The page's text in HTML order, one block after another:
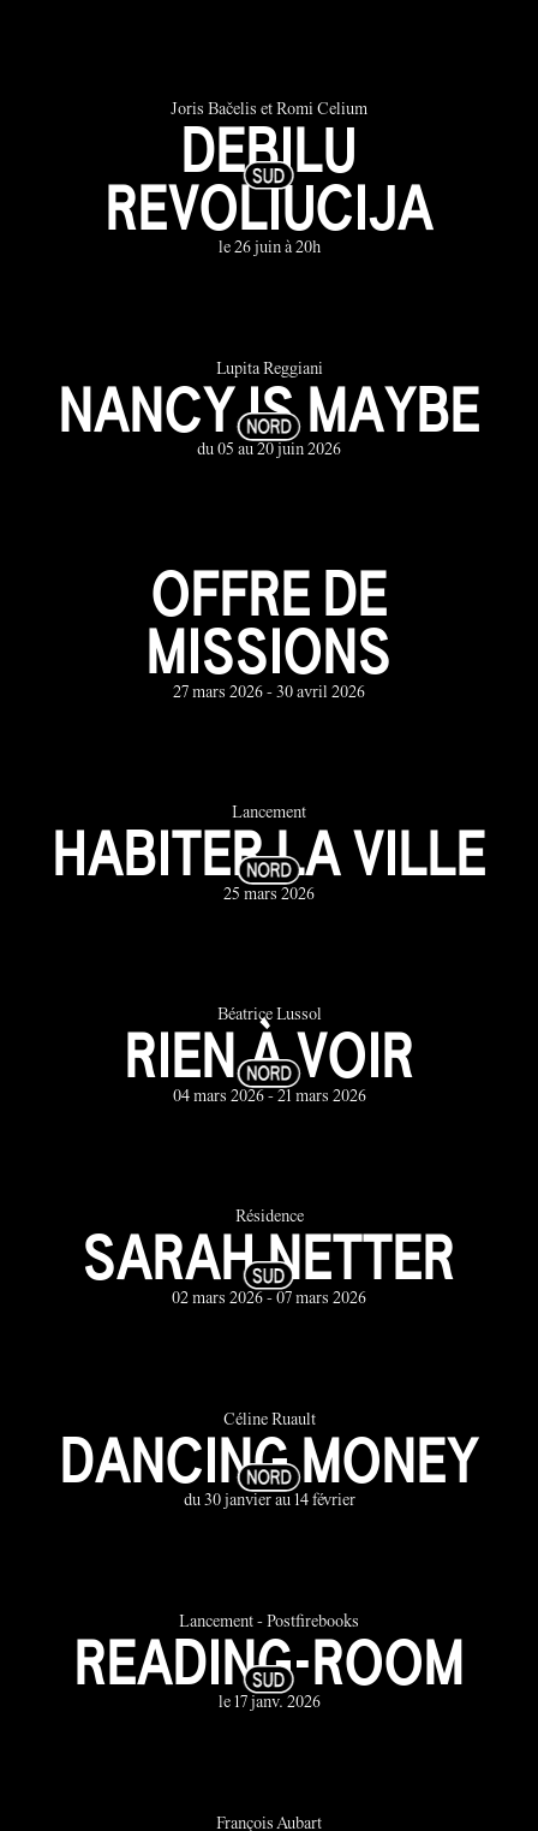
Joris Bačelis et Romi Celium
DEBILU
REVOLIUCIJA
le 26 juin à 20h
Lupita Reggiani
NANCY IS MAYBE
du 05 au 20 juin 2026
OFFRE DE
MISSIONS
27 mars 2026 - 30 avril 2026
Lancement
HABITER LA VILLE
25 mars 2026
Béatrice Lussol
RIEN À VOIR
04 mars 2026 - 21 mars 2026
Résidence
SARAH NETTER
02 mars 2026 - 07 mars 2026
Céline Ruault
DANCING MONEY
du 30 janvier au 14 février
Lancement - Postfirebooks
READING-ROOM
le 17 janv. 2026
François Aubart